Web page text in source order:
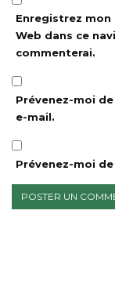
Enregistrez
Web dans ce
commenterai.
Prévenez-moi
e-mail.
Prévenez-moi